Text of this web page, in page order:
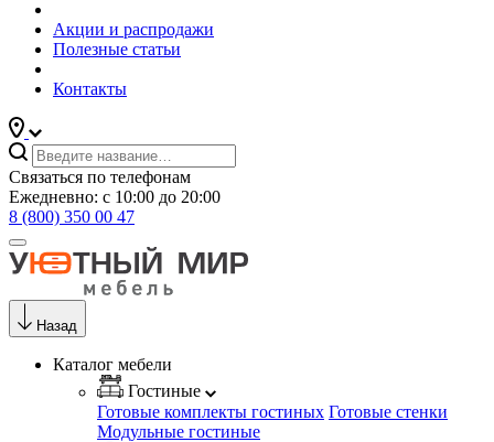
Акции и распродажи
Полезные статьи
Контакты
Связаться по телефонам
Ежедневно: с 10:00 до 20:00
8 (800) 350 00 47
Назад
Каталог мебели
Гостиные
Готовые комплекты гостиных Готовые стенки
Модульные гостиные